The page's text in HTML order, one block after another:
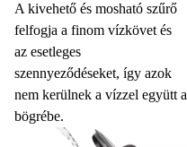
A kivehető és mosható szűrő
felfogja a finom vízkövet és
az esetleges
szennyeződéseket, így azok
nem kerülnek a vízzel együtt a
bögrébe.